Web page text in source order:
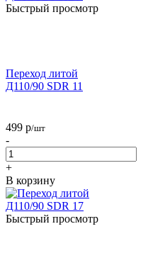
Быстрый просмотр
Переход литой
Д110/90 SDR 11
499 р/шт
-
+
В корзину
Быстрый просмотр